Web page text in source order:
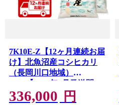
7K10E-Z【12ヶ月連続お届
け】北魚沼産コシヒカリ
（長岡川口地域）
10kg【2026年9月発送開
始】
336,000 円